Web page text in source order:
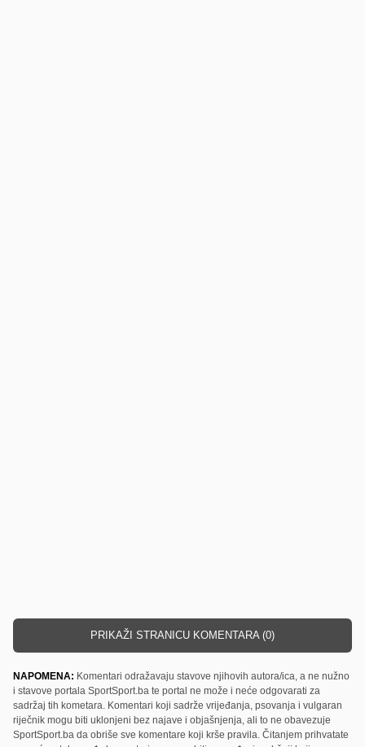
PRIKAŽI STRANICU KOMENTARA (0)
NAPOMENA: Komentari odražavaju stavove njihovih autora/ica, a ne nužno
i stavove portala SportSport.ba te portal ne može i neće odgovarati za
sadržaj tih kometara. Komentari koji sadrže vrijeđanja, psovanja i vulgaran
riječnik mogu biti uklonjeni bez najave i objašnjenja, ali to ne obavezuje
SportSport.ba da obriše sve komentare koji krše pravila. Čitanjem prihvatate